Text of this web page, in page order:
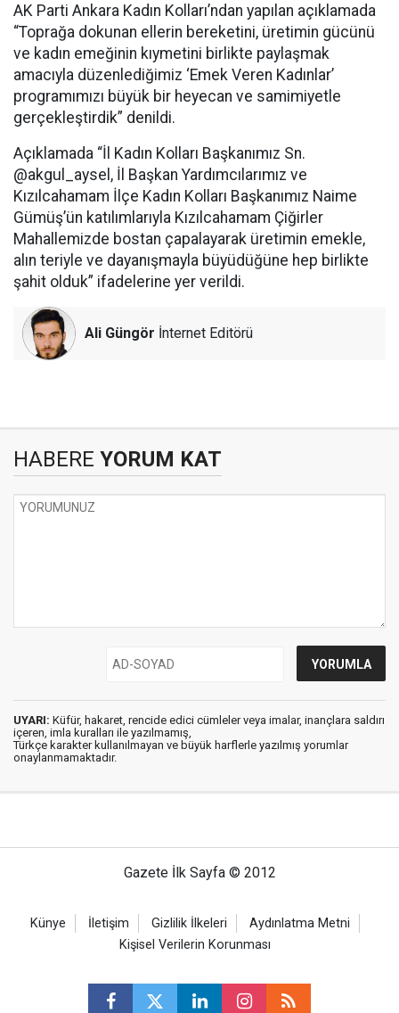
AK Parti Ankara Kadın Kolları’ndan yapılan açıklamada
“Toprağa dokunan ellerin bereketini, üretimin gücünü
ve kadın emeğinin kıymetini birlikte paylaşmak
amacıyla düzenlediğimiz ‘Emek Veren Kadınlar’
programımızı büyük bir heyecan ve samimiyetle
gerçekleştirdik” denildi.
Açıklamada “İl Kadın Kolları Başkanımız Sn.
@akgul_aysel, İl Başkan Yardımcılarımız ve
Kızılcahamam İlçe Kadın Kolları Başkanımız Naime
Gümüş’ün katılımlarıyla Kızılcahamam Çiğirler
Mahallemizde bostan çapalayarak üretimin emekle,
alın teriyle ve dayanışmayla büyüdüğüne hep birlikte
şahit olduk” ifadelerine yer verildi.
Ali Güngör İnternet Editörü
HABERE YORUM KAT
UYARI: Küfür, hakaret, rencide edici cümleler veya imalar, inançlara saldırı
içeren, imla kuralları ile yazılmamış,
Türkçe karakter kullanılmayan ve büyük harflerle yazılmış yorumlar
onaylanmamaktadır.
Gazete İlk Sayfa © 2012
Künye İletişim Gizlilik İlkeleri
Aydınlatma Metni
Kişisel Verilerin Korunması